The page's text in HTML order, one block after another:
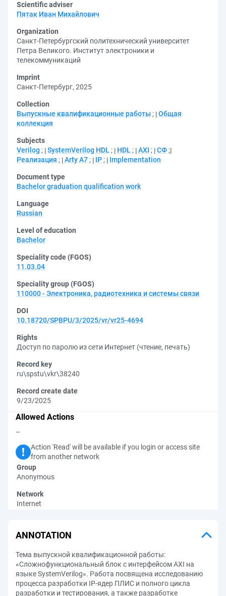
Scientific adviser
Пятак Иван Михайлович
Organization
Санкт-Петербургский политехнический университет
Петра Великого. Институт электроники и
телекоммуникаций
Imprint
Санкт-Петербург, 2025
Collection
Выпускные квалификационные работы ; Общая
коллекция
Subjects
Verilog ; SystemVerilog HDL ; HDL ; AXI ; СФ ;
Реализация ; Arty A7 ; IP ; Implementation
Document type
Bachelor graduation qualification work
Language
Russian
Level of education
Bachelor
Speciality code (FGOS)
11.03.04
Speciality group (FGOS)
110000 - Электроника, радиотехника и системы связи
DOI
10.18720/SPBPU/3/2025/vr/vr25-4694
Rights
Доступ по паролю из сети Интернет (чтение, печать)
Record key
ru\spstu\vkr\38240
Record create date
9/23/2025
Allowed Actions
–
Action 'Read' will be available if you login or access site
from another network
Group
Anonymous
Network
Internet
ANNOTATION
Тема выпускной квалификационной работы:
«Сложнофункциональный блок с интерфейсом AXI на
языке SystemVerilog». Работа посвящена исследованию
процесса разработки IP-ядер ПЛИС и полного цикла
разработки и тестирования, а также разработке